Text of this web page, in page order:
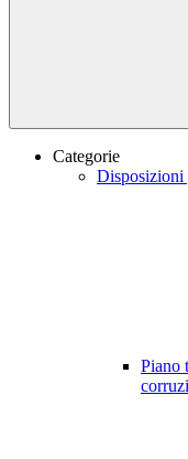
Categorie
Disposizioni
Piano